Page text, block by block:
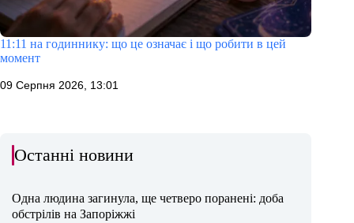
11:11 на годиннику: що це означає і що робити в цей
момент
09 Серпня 2026, 13:01
Останні новини
Одна людина загинула, ще четверо поранені: доба
обстрілів на Запоріжжі